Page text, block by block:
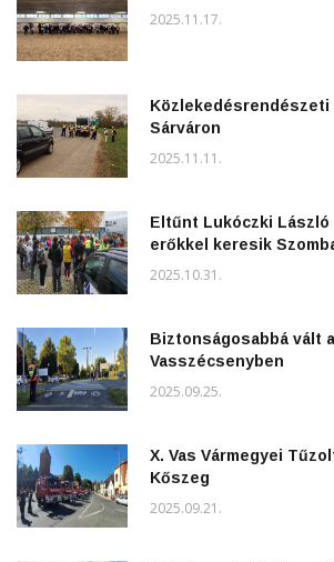
2025.11.17.
Sárváron
2025.11.11.
Eltűnt Lukóczki
erőkkel keresik
2025.10.31.
Biztonságosabbá vált
Vasszécsenyben
2025.09.25.
X. Vas Vármegyei
Kőszeg
2025.09.21.